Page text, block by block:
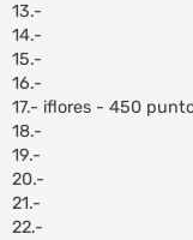
13.-
14.-
15.-
16.-
17.- iflores - 450
18.-
19.-
20.-
21.-
22.-